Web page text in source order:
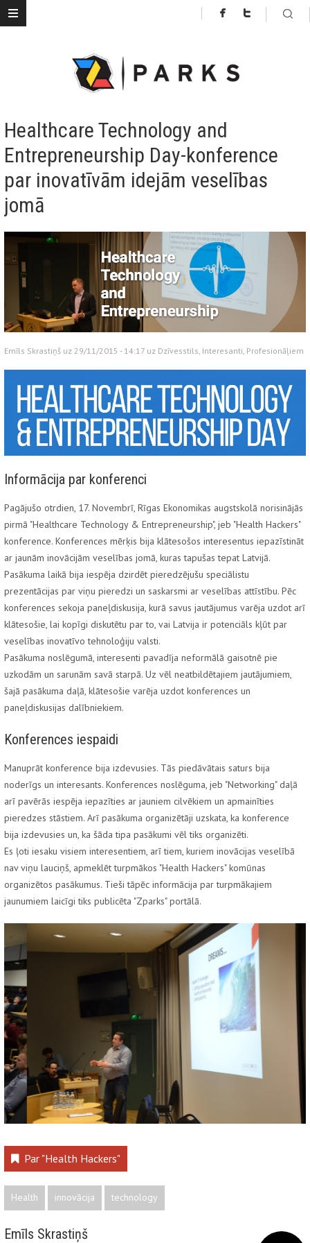
Healthcare Technology and
Entrepreneurship Day-konference
par inovatīvām idejām veselības
jomā
Emīls Skrastiņš uz 29/11/2015 - 14:17 uz Dzīvesstils, Interesanti, Profesionāļiem
Informācija par konferenci
Pagājušo otrdien, 17. Novembrī , Rīgas Ekonomikas augstskolā norisinājās
pirmā "Healthcare Technology & Entrepreneurship", jeb "Health Hackers"
konference. Konferences mērķis bija klātesošos interesentus iepazīstināt
ar jaunām inovācijām veselības jomā, kuras tapušas tepat Latvijā.
Pasākuma laikā bija iespēja dzirdēt pieredzējušu speciālistu
prezentācijas par viņu pieredzi un saskarsmi ar veselības attīstību. Pēc
konferences sekoja paneļdiskusija, kurā savus jautājumus varēja uzdot arī
klātesošie, lai kopīgi diskutētu par to, vai Latvija ir potenciāls kļūt par
veselības inovatīvo tehnoloģiju valsti.
Pasākuma noslēgumā, interesenti pavadīja neformālā gaisotnē pie
uzkodām un sarunām savā starpā. Uz vēl neatbildētajiem jautājumiem,
šajā pasākuma daļā, klātesošie varēja uzdot konferences un
paneļdiskusijas dalībniekiem.
Konferences iespaidi
Manuprāt konference bija izdevusies. Tās piedāvātais saturs bija
noderīgs un interesants. Konferences noslēguma, jeb "Networking" daļā
arī pavērās iespēja iepazīties ar jauniem cilvēkiem un apmainīties
pieredzes stāstiem. Arī pasākuma organizētāji uzskata, ka konference
bija izdevusies un, ka šāda tipa pasākumi vēl tiks organizēti.
Es ļoti iesaku visiem interesentiem, arī tiem, kuriem inovācijas veselībā
nav viņu lauciņš, apmeklēt turpmākos "Health Hackers" komūnas
organizētos pasākumus. Tieši tāpēc informācija par turpmākajiem
jaunumiem laicīgi tiks publicēta "Zparks" portālā.
Par "Health Hackers"
Health innovācija technology
Emīls Skrastiņš